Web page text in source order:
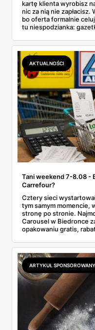
kartę klienta wyrobisz
nic za nią nie
bo oferta formalnie
tu niespodzianka:
zawsze wygrywa — ta
Makro ponad dwa razy
promocji dyskontu.
AKTUALNOŚCI
Tani weekend 7-8.08 -
Carrefour?
Cztery sieci
tym samym momencie,
stronę po stronie.
Carousel w Biedronce
opakowaniu gratis,
2,99 zł za kilogram, ale
odpowiada masłem za
najwięcej wyciśniesz z
do Aldi.
ARTYKUŁ SPONSOROWANY